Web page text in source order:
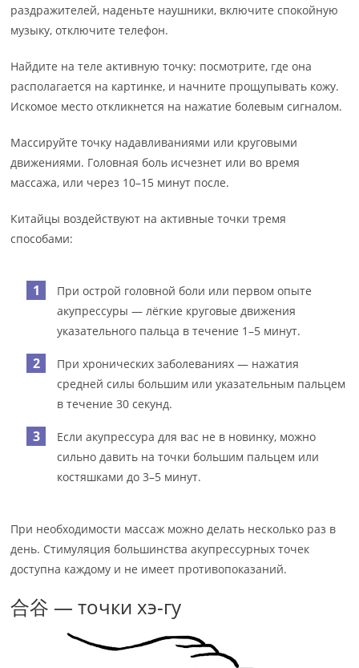
раздражителей, наденьте наушники, включите спокойную
музыку, отключите телефон.
Найдите на теле активную точку: посмотрите, где она
располагается на картинке, и начните прощупывать кожу.
Искомое место откликнется на нажатие болевым сигналом.
Массируйте точку надавливаниями или круговыми
движениями. Головная боль исчезнет или во время
массажа, или через 10–15 минут после.
Китайцы воздействуют на активные точки тремя
способами:
При острой головной боли или первом опыте
акупрессуры — лёгкие круговые движения
указательного пальца в течение 1–5 минут.
При хронических заболеваниях — нажатия
средней силы большим или указательным пальцем
в течение 30 секунд.
Если акупрессура для вас не в новинку, можно
сильно давить на точки большим пальцем или
костяшками до 3–5 минут.
При необходимости массаж можно делать несколько раз в
день. Стимуляция большинства акупрессурных точек
доступна каждому и не имеет противопоказаний.
合谷 — точки хэ-гу